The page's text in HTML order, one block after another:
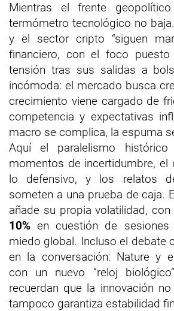
Mientras el frente
termómetro tecnológico no
y el sector cripto “siguen
financiero, con el foco
tensión tras sus salidas a
incómoda: el mercado busca
crecimiento viene cargado de
competencia y expectativas
macro se complica, la espuma
Aquí el paralelismo
momentos de incertidumbre, el
lo defensivo, y los relatos
someten a una prueba de caja.
añade su propia volatilidad,
10% en cuestión de
miedo global. Incluso el debate
en la conversación: Nature y
con un nuevo “reloj
recuerdan que la innovación
tampoco garantiza estabilidad